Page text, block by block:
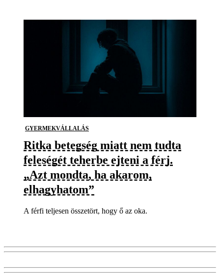
GYERMEKVÁLLALÁS
Ritka betegség miatt nem tudta
feleségét teherbe ejteni a férj.
„Azt mondta, ha akarom,
elhagyhatom”
A férfi teljesen összetört, hogy ő az oka.